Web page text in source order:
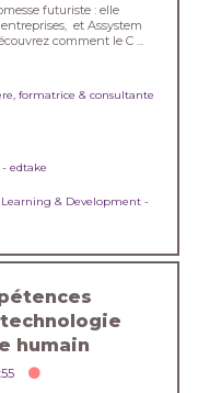
futuriste : elle
et Assystem
comment le C ...
formatrice & consultante
- edtake
Learning & Development -
humain